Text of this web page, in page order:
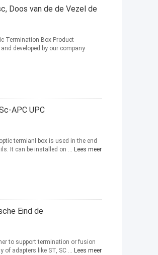
Doos van de de Vezel de
Termination Box Product
developed by our company
APC UPC
termianl box is used in the end
It can be installed on ... Lees meer
Eind de
to support termination or fusion
of adapters like ST, SC ... Lees meer